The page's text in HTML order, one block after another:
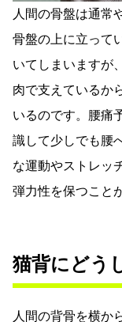
人間の骨盤は通常
骨盤の上に立って
いてしまいますが
肉で支えているか
いるのです。腰痛
識して少しでも腰
な運動やストレッ
弾力性を保つこと
猫背にどう
人間の背骨を横か